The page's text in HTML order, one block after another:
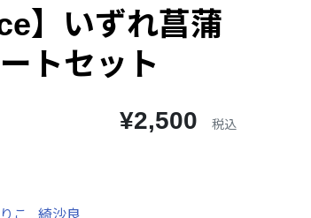
】いずれ菖蒲
トセット
¥2,500 税込
こ 綺沙良